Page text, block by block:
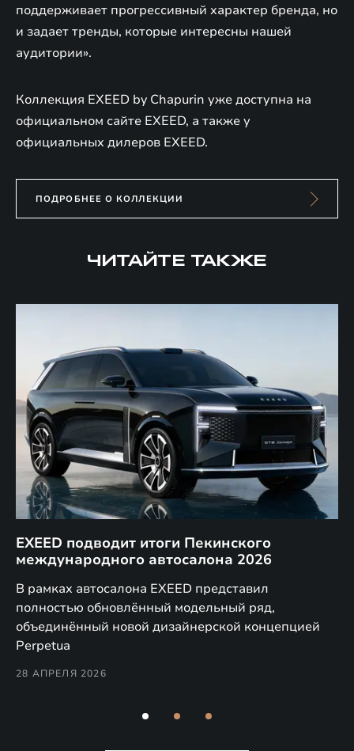
поддерживает прогрессивный характер бренда, но
и задает тренды, которые интересны нашей
аудитории».
Коллекция EXEED by Chapurin уже доступна на
официальном сайте EXEED, а также у
официальных дилеров EXEED.
ПОДРОБНЕЕ О КОЛЛЕКЦИИ
ЧИТАЙТЕ ТАКЖЕ
EXEED подводит итоги Пекинского
международного автосалона 2026
В рамках автосалона EXEED представил
полностью обновлённый модельный ряд,
объединённый новой дизайнерской концепцией
Perpetua
28 АПРЕЛЯ 2026